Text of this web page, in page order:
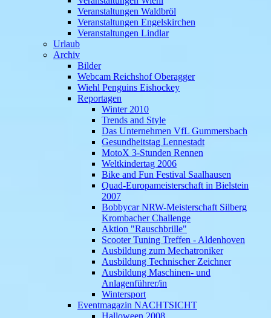
Veranstaltungen Waldbröl
Veranstaltungen Engelskirchen
Veranstaltungen Lindlar
Urlaub
Archiv
Bilder
Webcam Reichshof Oberagger
Wiehl Penguins Eishockey
Reportagen
Winter 2010
Trends and Style
Das Unternehmen VfL Gummersbach
Gesundheitstag Lennestadt
MotoX 3-Stunden Rennen
Weltkindertag 2006
Bike and Fun Festival Saalhausen
Quad-Europameisterschaft in Bielstein
2007
Bobbycar NRW-Meisterschaft Silberg
Krombacher Challenge
Aktion "Rauschbrille"
Scooter Tuning Treffen - Aldenhoven
Ausbildung zum Mechatroniker
Ausbildung Technischer Zeichner
Ausbildung Maschinen- und
Anlagenführer/in
Wintersport
Eventmagazin NACHTSICHT